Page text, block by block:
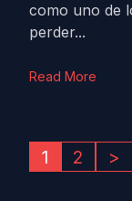
como uno de
perder...
Read More
1 2 >